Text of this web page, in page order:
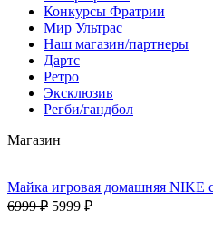
Конкурсы Фратрии
Мир Ультрас
Наш магазин/партнеры
Дартс
Ретро
Эксклюзив
Регби/гандбол
Магазин
Майка игровая домашняя NIKE
6999 ₽ 5999 ₽